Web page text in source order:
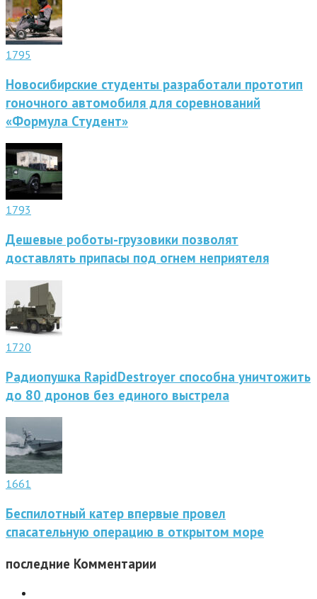
1795
Новосибирские студенты разработали прототип
гоночного автомобиля для соревнований
«Формула Студент»
1793
Дешевые роботы-грузовики позволят
доставлять припасы под огнем неприятеля
1720
Радиопушка RapidDestroyer способна уничтожить
до 80 дронов без единого выстрела
1661
Беспилотный катер впервые провел
спасательную операцию в открытом море
последние Комментарии